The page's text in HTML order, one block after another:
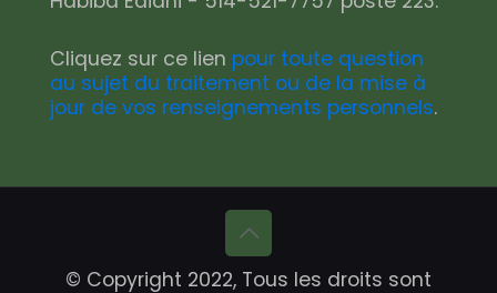
Cliquez sur ce lien pour toute question
au sujet du traitement ou de la mise à
jour de vos renseignements personnels.
© Copyright 2022, Tous les droits sont